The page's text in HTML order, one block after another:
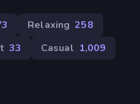
Relaxing 258
33 Casual 1,009